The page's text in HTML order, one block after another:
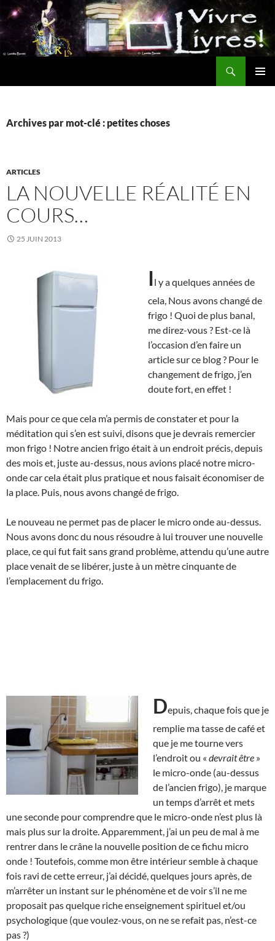
Aller
au
contenu
Archives par mot-clé : petites choses
ARTICLES
LA NOUVELLE RÉALITÉ EN
COURS…
25 JUIN 2013
Il y a quelques années de
cela, Nous avons changé de
frigo ! Quoi de plus banal,
me direz-vous ? Est-ce là
l’occasion d’en faire un
article sur ce blog ? Pour le
changement de frigo, j’en
doute fort, en effet !
Mais pour ce que cela m’a permis de constater et pour la
méditation qui s’en est suivi, disons que je devrais remercier
mon frigo ! Notre ancien frigo était à un endroit précis, depuis
des mois et, juste au-dessus, nous avions placé notre micro-
onde car cela était plus pratique et nous faisait économiser de
la place. Puis, nous avons changé de frigo.
Le nouveau ne permet pas de placer le micro onde au-dessus.
Nous avons donc du nous résoudre à lui trouver une nouvelle
place, ce qui fut fait sans grand problème, attendu qu’une autre
place venait de se libérer, juste à un mètre cinquante de
l’emplacement du frigo.
Depuis, chaque fois que je
remplie ma tasse de café et
que je me tourne vers
l’endroit ou « devrait être »
le micro-onde (au-dessus
de l’ancien frigo), je marque
un temps d’arrêt et mets
une seconde pour comprendre que le micro-onde n’est plus là
mais plus sur la droite. Apparemment, j’ai un peu de mal à me
rentrer dans le crâne la nouvelle position de ce fichu micro
onde ! Toutefois, comme mon être intérieur semble à chaque
fois ravi de cette erreur, j’ai décidé, quelques jours après, de
m’arrêter un instant sur le phénomène et de voir s’il ne me
proposait pas quelque riche enseignement spirituel et/ou
psychologique (que voulez-vous, on ne se refait pas, n’est-ce
pas ?)